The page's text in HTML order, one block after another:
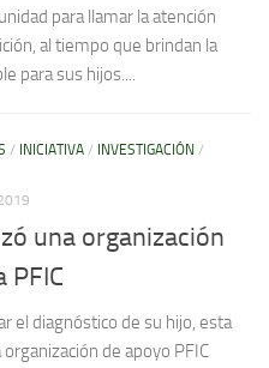
para llamar la atención
al tiempo que brindan la
para sus hijos....
/ INICIATIVA / INVESTIGACIÓN /
una organización
PFIC
el diagnóstico de su hijo, esta
de apoyo PFIC